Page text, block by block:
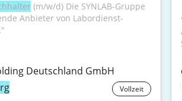
(m/w/d) Die SYNLAB-Gruppe
Anbieter von Labor­dienst­
Deutschland GmbH
Vollzeit